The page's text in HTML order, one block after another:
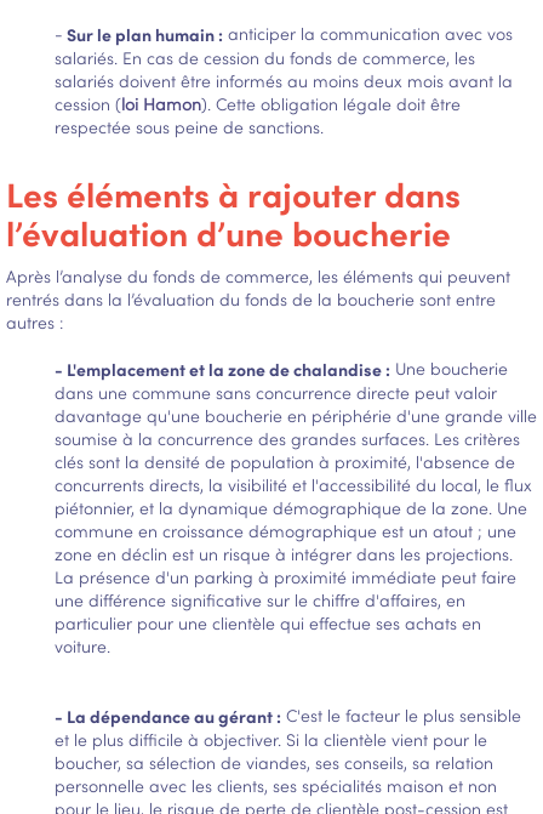
- Sur le plan humain : anticiper la communication avec vos
salariés. En cas de cession du fonds de commerce, les
salariés doivent être informés au moins deux mois avant la
cession (loi Hamon). Cette obligation légale doit être
respectée sous peine de sanctions.
Les éléments à rajouter dans
l’évaluation d’une boucherie
Après l’analyse du fonds de commerce, les éléments qui peuvent
rentrés dans la l’évaluation du fonds de la boucherie sont entre
autres :
- L'emplacement et la zone de chalandise : Une boucherie
dans une commune sans concurrence directe peut valoir
davantage qu'une boucherie en périphérie d'une grande ville
soumise à la concurrence des grandes surfaces. Les critères
clés sont la densité de population à proximité, l'absence de
concurrents directs, la visibilité et l'accessibilité du local, le flux
piétonnier, et la dynamique démographique de la zone. Une
commune en croissance démographique est un atout ; une
zone en déclin est un risque à intégrer dans les projections.
La présence d'un parking à proximité immédiate peut faire
une différence significative sur le chiffre d'affaires, en
particulier pour une clientèle qui effectue ses achats en
voiture.
- La dépendance au gérant : C'est le facteur le plus sensible
et le plus difficile à objectiver. Si la clientèle vient pour le
boucher, sa sélection de viandes, ses conseils, sa relation
personnelle avec les clients, ses spécialités maison et non
pour le lieu, le risque de perte de clientèle post-cession est